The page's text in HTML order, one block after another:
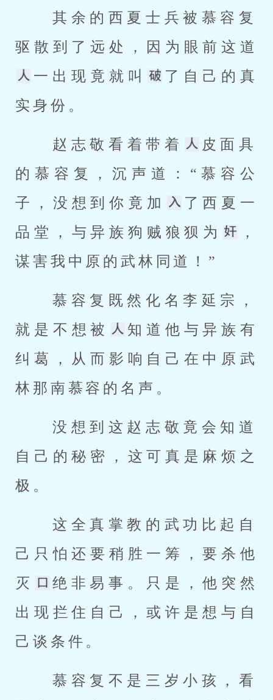
驱散到了远处，因为眼前这道
一出现竟就叫
了自己的真
实身份。
赵志敬看着带着
皮面具
的慕容复，沉声道：“慕容公
子，没想到你竟加
了西夏一
品堂，与异族狗贼狼狈为
，
谋害我中原的武林同道！”
就是不想被
知道他与异族有
纠葛，从而影响自己在中原武
林那南慕容的名声。
自己的秘密，这可真是麻烦之
极。
己只怕还要稍胜一筹，要杀他
灭
绝非易事。只是，他突然
出现拦住自己，或许是想与自
己谈条件。
慕容复不是三岁小孩，看